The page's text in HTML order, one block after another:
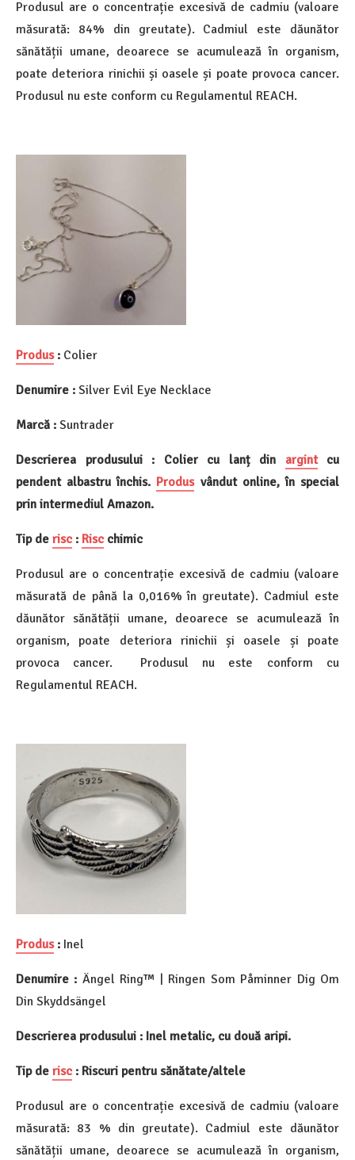
Produsul are o concentrație excesivă de cadmiu (valoare
măsurată: 84% din greutate). Cadmiul este dăunător
sănătății umane, deoarece se acumulează în organism,
poate deteriora rinichii și oasele și poate provoca cancer.
Produsul nu este conform cu Regulamentul REACH.
Produs: Colier
Denumire : Silver Evil Eye Necklace
Marcă : Suntrader
Descrierea produsului : Colier cu lanț din argintcu
pendent albastru închis. Produsvândut online, în special
prin intermediul Amazon.
Tip de risc : Risc chimic
Produsul are o concentrație excesivă de cadmiu (valoare
măsurată de până la 0,016% în greutate). Cadmiul este
dăunător sănătății umane, deoarece se acumulează în
organism, poate deteriora rinichii și oasele și poate
provoca cancer. Produsul nu este conform cu
Regulamentul REACH.
Produs: Inel
Denumire : Ängel Ring™ | Ringen Som Påminner Dig Om
Din Skyddsängel
Descrierea produsului : Inel metalic, cu două aripi.
Tip de risc : Riscuri pentru sănătate/altele
Produsul are o concentrație excesivă de cadmiu (valoare
măsurată: 83 % din greutate). Cadmiul este dăunător
sănătății umane, deoarece se acumulează în organism,